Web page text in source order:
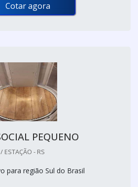
Cotar agora
PEQUENO
ESTAÇÃO - RS
para região Sul do Brasil